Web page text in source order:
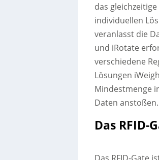
das
individuellen
veranlasst die
und iRotate
verschiedene
Lösungen
Mindestmenge
Daten anstoßen.
Das RFID-